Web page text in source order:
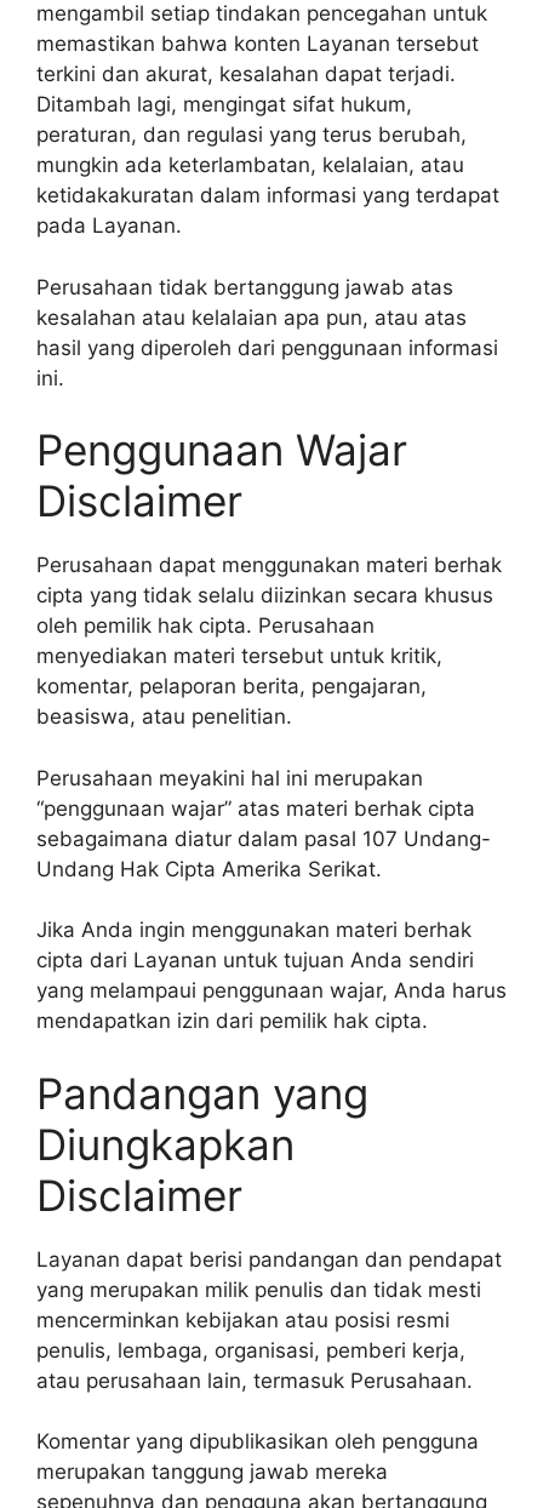
mengambil setiap tindakan pencegahan untuk
memastikan bahwa konten Layanan tersebut
terkini dan akurat, kesalahan dapat terjadi.
Ditambah lagi, mengingat sifat hukum,
peraturan, dan regulasi yang terus berubah,
mungkin ada keterlambatan, kelalaian, atau
ketidakakuratan dalam informasi yang terdapat
pada Layanan.
Perusahaan tidak bertanggung jawab atas
kesalahan atau kelalaian apa pun, atau atas
hasil yang diperoleh dari penggunaan informasi
ini.
Penggunaan Wajar
Disclaimer
Perusahaan dapat menggunakan materi berhak
cipta yang tidak selalu diizinkan secara khusus
oleh pemilik hak cipta. Perusahaan
menyediakan materi tersebut untuk kritik,
komentar, pelaporan berita, pengajaran,
beasiswa, atau penelitian.
Perusahaan meyakini hal ini merupakan
“penggunaan wajar” atas materi berhak cipta
sebagaimana diatur dalam pasal 107 Undang-
Undang Hak Cipta Amerika Serikat.
Jika Anda ingin menggunakan materi berhak
cipta dari Layanan untuk tujuan Anda sendiri
yang melampaui penggunaan wajar, Anda harus
mendapatkan izin dari pemilik hak cipta.
Pandangan yang
Diungkapkan
Disclaimer
Layanan dapat berisi pandangan dan pendapat
yang merupakan milik penulis dan tidak mesti
mencerminkan kebijakan atau posisi resmi
penulis, lembaga, organisasi, pemberi kerja,
atau perusahaan lain, termasuk Perusahaan.
Komentar yang dipublikasikan oleh pengguna
merupakan tanggung jawab mereka
sepenuhnya dan pengguna akan bertanggung